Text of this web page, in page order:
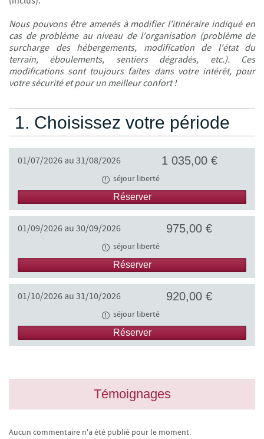
Nous pouvons être amenés à modifier l'itinéraire indiqué en
cas de problème au niveau de l'organisation (problème de
surcharge des hébergements, modification de l'état du
terrain, éboulements, sentiers dégradés, etc.). Ces
modifications sont toujours faites dans votre intérêt, pour
votre sécurité et pour un meilleur confort !
Témoignages
Aucun commentaire n'a été publié pour le moment.
1. Choisissez votre période
01/07/2026 au 31/08/2026 1 035,00 €
séjour liberté
Réserver
01/09/2026 au 30/09/2026 975,00 €
séjour liberté
Réserver
01/10/2026 au 31/10/2026 920,00 €
séjour liberté
Réserver